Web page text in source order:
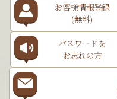
お客様情報登録
(無料)
パスワードを
お忘れの方